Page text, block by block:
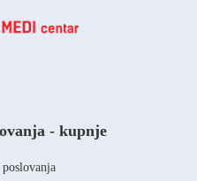
- kupnje